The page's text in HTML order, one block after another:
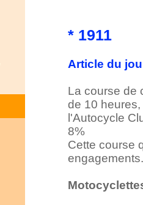
* 1911
Article du
La course de
de 10
l'Autocycle
8%
Cette course